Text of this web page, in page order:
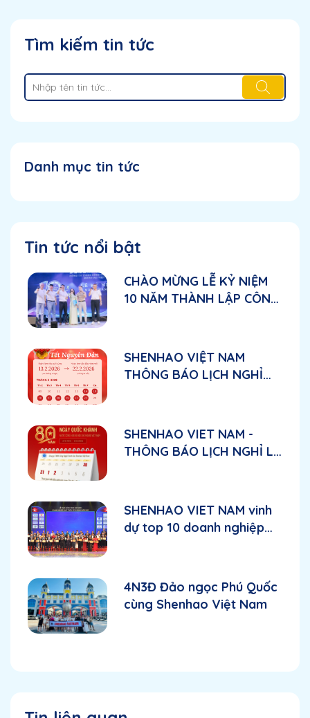
Tìm kiếm tin tức
Danh mục tin tức
Tin tức nổi bật
CHÀO MỪNG LỄ KỶ NIỆM
10 NĂM THÀNH LẬP CÔNG
VIỆT NAM
SHENHAO VIỆT NAM
THÔNG BÁO LỊCH NGHỈ
SHENHAO VIET NAM -
THÔNG BÁO LỊCH NGHỈ LỄ
SHENHAO VIET NAM vinh
dự top 10 doanh nghiệp
4N3Đ Đảo ngọc Phú Quốc
cùng Shenhao Việt Nam